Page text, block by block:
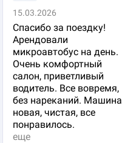
15.03.2026
Спасибо за поездку!
Арендовали
микроавтобус на день.
Очень комфортный
салон, приветливый
водитель. Все вовремя,
без нареканий. Машина
новая, чистая, все
понравилось.
еще